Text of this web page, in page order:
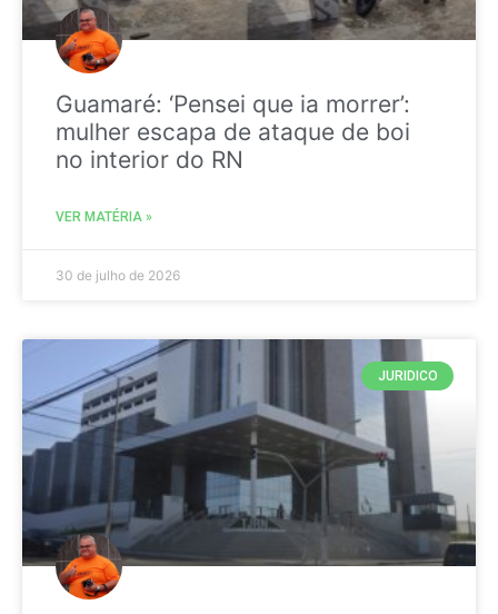
Guamaré: ‘Pensei que ia morrer’:
mulher escapa de ataque de boi
no interior do RN
VER MATÉRIA »
30 de julho de 2026
JURIDICO